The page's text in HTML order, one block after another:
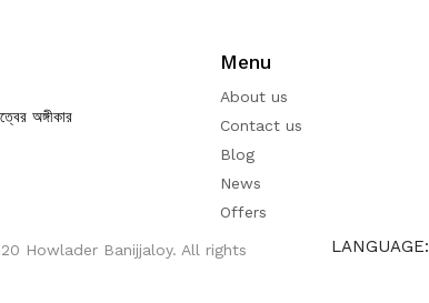
অঙ্গীকার
Menu
About us
Contact us
Blog
News
Offers
Howlader Banijjaloy. All rights
LANGUAGE: